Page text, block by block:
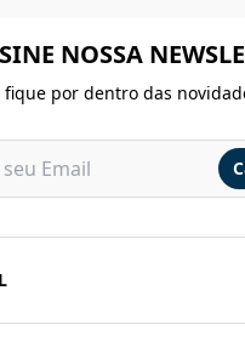
NOSSA
fique por dentro das